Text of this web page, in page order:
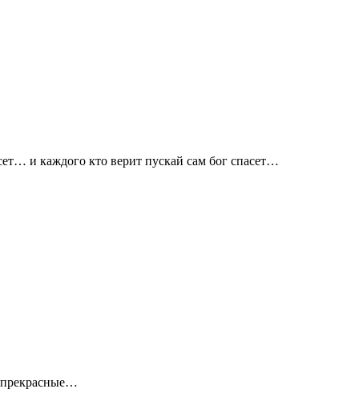
и каждого кто верит пускай сам бог спасет…
прекрасные…